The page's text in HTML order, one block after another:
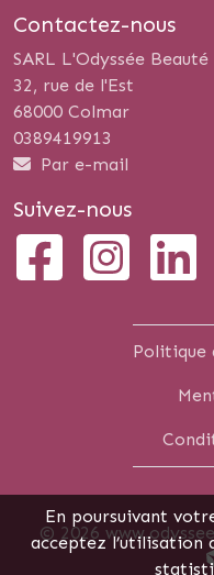
Contactez-nous
SARL L'Odyssée Beauté
32, rue de l'Est
68000 Colmar
0389419913
Par e-mail
Suivez-nous
Politique
© 2026
En poursuivant
acceptez l’utilisation